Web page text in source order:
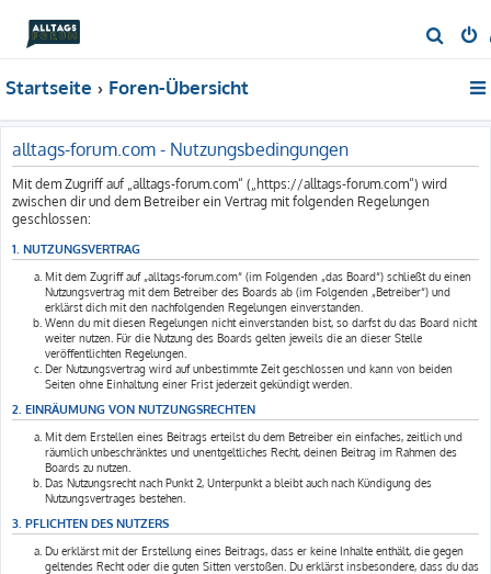
u
Startseite Foren-Übersicht
alltags-forum.com - Nutzungsbedingungen
Mit dem Zugriff auf „alltags-forum.com“ („https://alltags-forum.com“) wird
zwischen dir und dem Betreiber ein Vertrag mit folgenden Regelungen
geschlossen:
1. NUTZUNGSVERTRAG
Mit dem Zugriff auf „alltags-forum.com“ (im Folgenden „das Board“) schließt du einen
Nutzungsvertrag mit dem Betreiber des Boards ab (im Folgenden „Betreiber“) und
erklärst dich mit den nachfolgenden Regelungen einverstanden.
Wenn du mit diesen Regelungen nicht einverstanden bist, so darfst du das Board nicht
weiter nutzen. Für die Nutzung des Boards gelten jeweils die an dieser Stelle
veröffentlichten Regelungen.
Der Nutzungsvertrag wird auf unbestimmte Zeit geschlossen und kann von beiden
Seiten ohne Einhaltung einer Frist jederzeit gekündigt werden.
2. EINRÄUMUNG VON NUTZUNGSRECHTEN
Mit dem Erstellen eines Beitrags erteilst du dem Betreiber ein einfaches, zeitlich und
räumlich unbeschränktes und unentgeltliches Recht, deinen Beitrag im Rahmen des
Boards zu nutzen.
Das Nutzungsrecht nach Punkt 2, Unterpunkt a bleibt auch nach Kündigung des
Nutzungsvertrages bestehen.
3. PFLICHTEN DES NUTZERS
Du erklärst mit der Erstellung eines Beitrags, dass er keine Inhalte enthält, die gegen
geltendes Recht oder die guten Sitten verstoßen. Du erklärst insbesondere, dass du das